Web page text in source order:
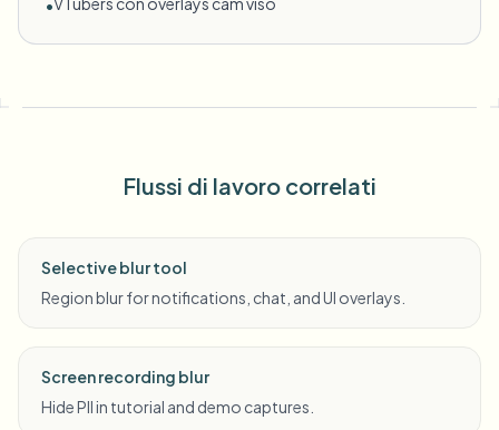
•
Flussi di lavoro correlati
Selective blur tool
Region blur for notifications, chat, and UI overlays.
Screen recording blur
Hide PII in tutorial and demo captures.